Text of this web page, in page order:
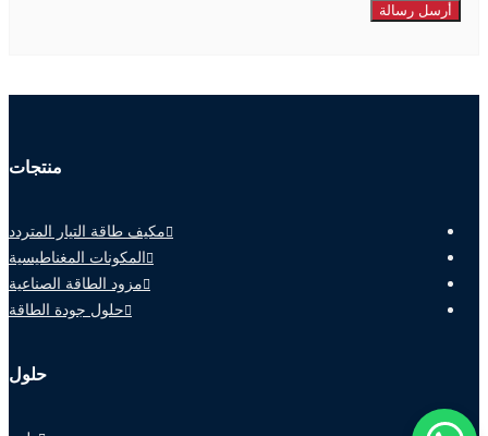
أرسل رسالة
منتجات
مكيف طاقة التيار المتردد
المكونات المغناطيسية
مزود الطاقة الصناعية
حلول جودة الطاقة
حلول